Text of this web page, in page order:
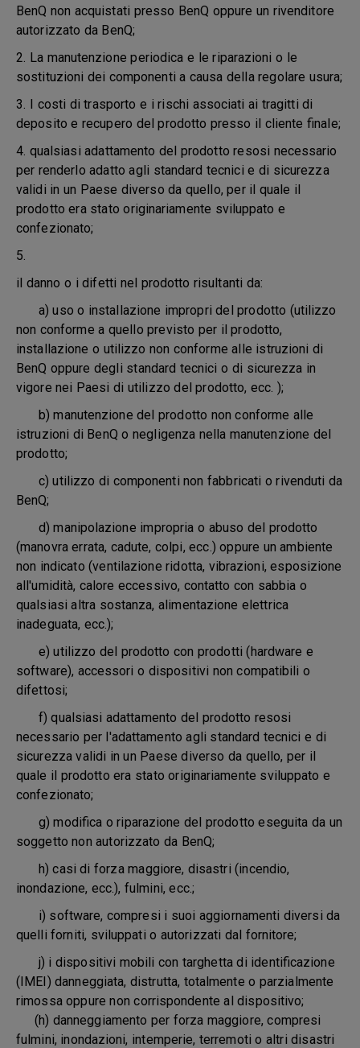
BenQ non acquistati presso BenQ oppure un rivenditore
autorizzato da BenQ;
2. La manutenzione periodica e le riparazioni o le
sostituzioni dei componenti a causa della regolare usura;
3. I costi di trasporto e i rischi associati ai tragitti di
deposito e recupero del prodotto presso il cliente finale;
4. qualsiasi adattamento del prodotto resosi necessario
per renderlo adatto agli standard tecnici e di sicurezza
validi in un Paese diverso da quello, per il quale il
prodotto era stato originariamente sviluppato e
confezionato;
5.
il danno o i difetti nel prodotto risultanti da:
a) uso o installazione impropri del prodotto (utilizzo
non conforme a quello previsto per il prodotto,
installazione o utilizzo non conforme alle istruzioni di
BenQ oppure degli standard tecnici o di sicurezza in
vigore nei Paesi di utilizzo del prodotto, ecc. );
b) manutenzione del prodotto non conforme alle
istruzioni di BenQ o negligenza nella manutenzione del
prodotto;
c) utilizzo di componenti non fabbricati o rivenduti da
BenQ;
d) manipolazione impropria o abuso del prodotto
(manovra errata, cadute, colpi, ecc.) oppure un ambiente
non indicato (ventilazione ridotta, vibrazioni, esposizione
all'umidità, calore eccessivo, contatto con sabbia o
qualsiasi altra sostanza, alimentazione elettrica
inadeguata, ecc.);
e) utilizzo del prodotto con prodotti (hardware e
software), accessori o dispositivi non compatibili o
difettosi;
f) qualsiasi adattamento del prodotto resosi
necessario per l'adattamento agli standard tecnici e di
sicurezza validi in un Paese diverso da quello, per il
quale il prodotto era stato originariamente sviluppato e
confezionato;
g) modifica o riparazione del prodotto eseguita da un
soggetto non autorizzato da BenQ;
h) casi di forza maggiore, disastri (incendio,
inondazione, ecc.), fulmini, ecc.;
i) software, compresi i suoi aggiornamenti diversi da
quelli forniti, sviluppati o autorizzati dal fornitore;
j) i dispositivi mobili con targhetta di identificazione
(IMEI) danneggiata, distrutta, totalmente o parzialmente
rimossa oppure non corrispondente al dispositivo;
(h) danneggiamento per forza maggiore, compresi
fulmini, inondazioni, intemperie, terremoti o altri disastri